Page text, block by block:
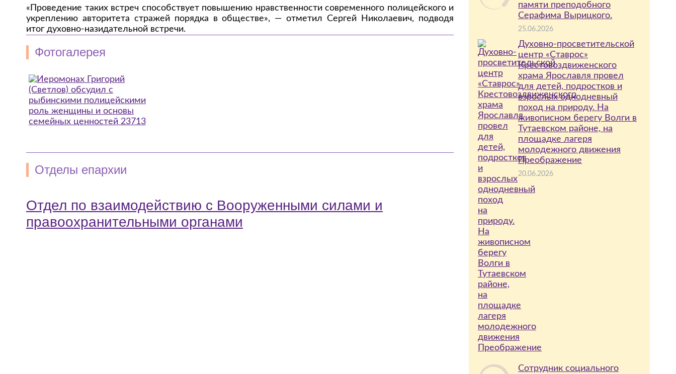
«Проведение таких встреч способствует повышению нравственности современного полицейского и
укреплению авторитета стражей порядка в обществе», — отметил Сергей Николаевич, подводя
итог духовно-назидательной встречи.
Фотогалерея
Отделы епархии
Отдел по взаимодействию с Вооруженными силами и
правоохранительными органами
памяти преподобного
Серафима Вырицкого.
25.06.2026
Духовно-просветительской
центр «Ставрос»
Крестовоздвиженского
храма Ярославля провел
для детей, подростков и
взрослых однодневный
поход на природу. На
живописном берегу Волги в
Тутаевском районе, на
площадке лагеря
молодежного движения
Преображение
20.06.2026
Сотрудник социального